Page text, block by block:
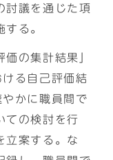
討議を通じた項
る。
価の集計結果」
ける自己評価結
かに職員間で
ての検討を行
立案する。な